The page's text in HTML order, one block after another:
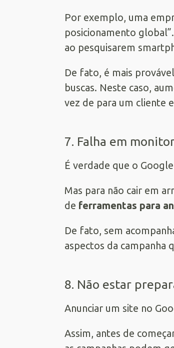
Por exemplo, uma
posicionamento
ao pesquisarem
De fato, é mais
buscas. Neste caso,
vez de para um cliente
7. Falha em
É verdade que o
Mas para não cair em
de ferramentas para
De fato, sem
aspectos da campanha
8. Não estar
Anunciar um site no
Assim, antes de